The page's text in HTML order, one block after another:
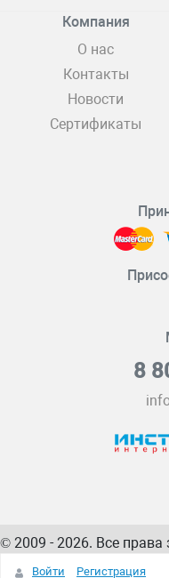
Компания
О нас
Контакты
Новости
Сертификаты
8
© 2009 - 2026. Все
информация на сайте –
Войти Регистрация